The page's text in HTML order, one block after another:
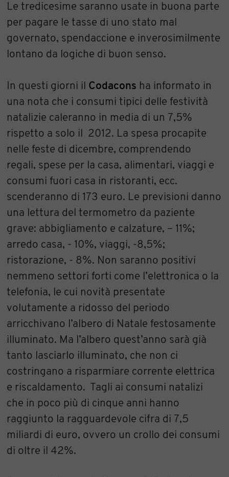
Le tredicesime saranno usate in buona parte
per pagare le tasse di uno stato mal
governato, spendaccione e inverosimilmente
lontano da logiche di buon senso.
In questi giorni il Codacons ha informato in
una nota che i consumi tipici delle festività
natalizie caleranno in media di un 7,5%
rispetto a solo il 2012. La spesa procapite
nelle feste di dicembre, comprendendo
regali, spese per la casa, alimentari, viaggi e
consumi fuori casa in ristoranti, ecc.
scenderanno di 173 euro. Le previsioni danno
una lettura del termometro da paziente
grave: abbigliamento e calzature, – 11%;
arredo casa, - 10%, viaggi, -8,5%;
ristorazione, - 8%. Non saranno positivi
nemmeno settori forti come l’elettronica o la
telefonia, le cui novità presentate
volutamente a ridosso del periodo
arricchivano l’albero di Natale festosamente
illuminato. Ma l’albero quest’anno sarà già
tanto lasciarlo illuminato, che non ci
costringano a risparmiare corrente elettrica
e riscaldamento. Tagli ai consumi natalizi
che in poco più di cinque anni hanno
raggiunto la ragguardevole cifra di 7,5
miliardi di euro, ovvero un crollo dei consumi
di oltre il 42%.